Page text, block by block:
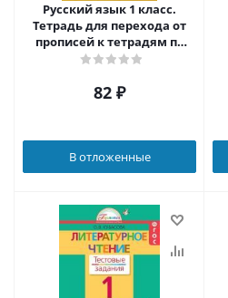
Русский язык 1 класс.
Тетрадь для перехода от
прописей к тетрадям по
русскому языку. ФГОС
82 ₽
В отложенные